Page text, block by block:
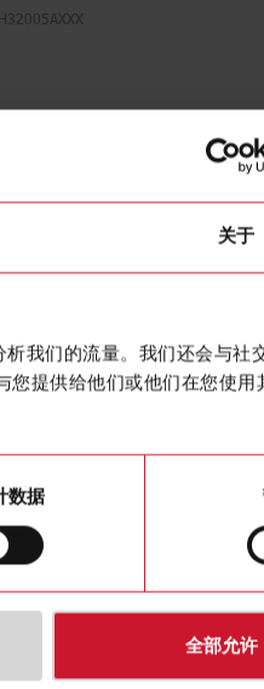
关于
我们的流量。我们还会与社
提供给他们或他们在您使用
数据
全部允许
CTD9H32005AXXX
下载